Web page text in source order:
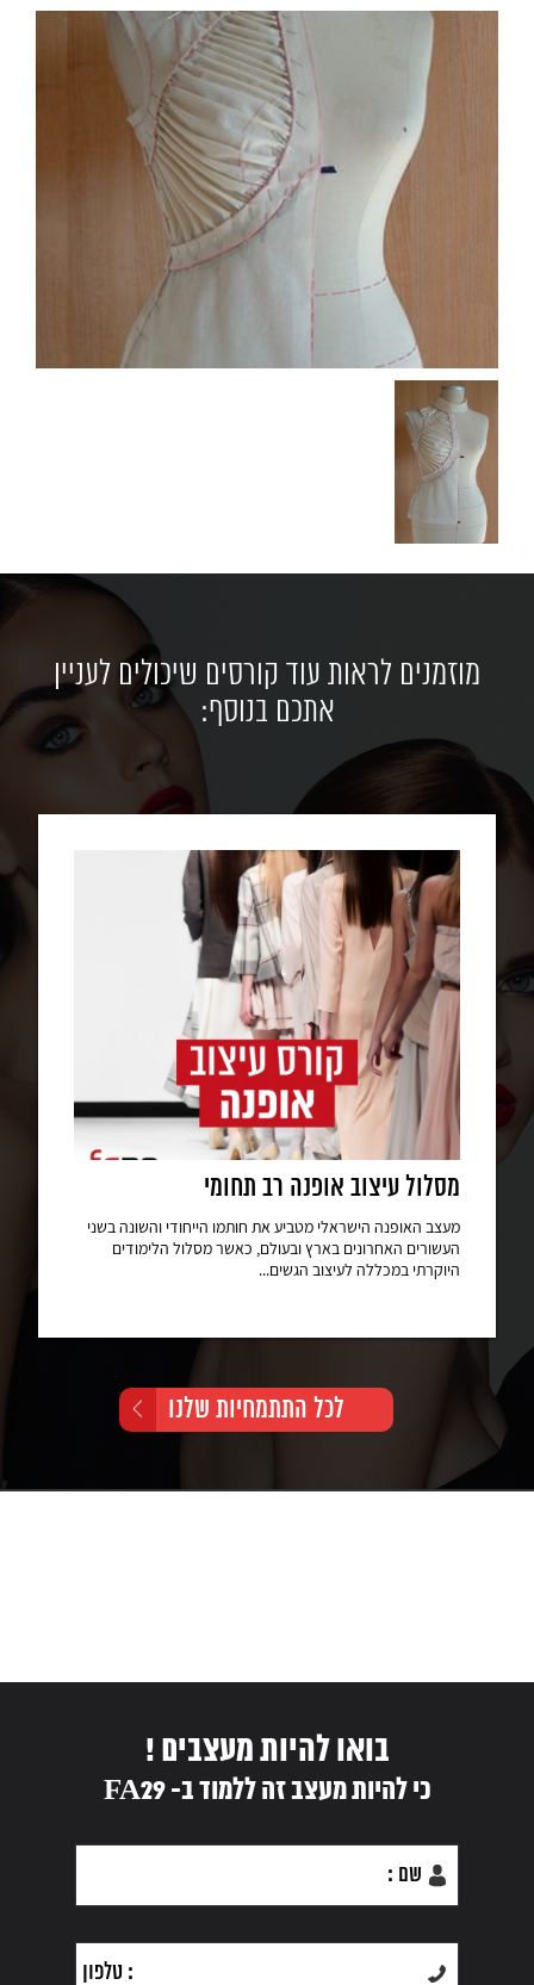
מוזמנים לראות עוד קורסים שיכולים לעניין
אתכם בנוסף:
מסלול עיצוב אופנה רב תחומי
מעצב האופנה הישראלי מטביע את חותמו הייחודי והשונה בשני
העשורים האחרונים בארץ ובעולם, כאשר מסלול הלימודים
היוקרתי במכללה לעיצוב הגשים...
לכל התתמחיות שלנו
בואו להיות מעצבים !
כי להיות מעצב זה ללמוד ב- FA29